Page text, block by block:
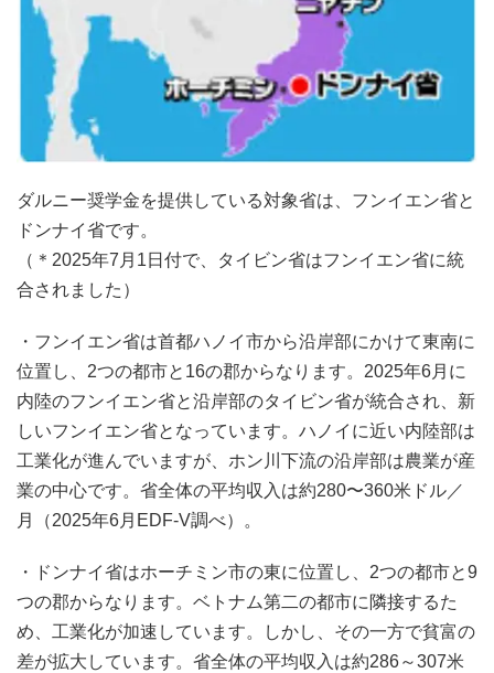
ダルニー奨学⾦を提供している対象省は、フンイエン省と
ドンナイ省です。
（＊2025年7月1日付で、タイビン省はフンイエン省に統
合されました）
・フンイエン省は首都ハノイ市から沿岸部にかけて東南に
位置し、2つの都市と16の郡からなります。2025年6月に
内陸のフンイエン省と沿岸部のタイビン省が統合され、新
しいフンイエン省となっています。ハノイに近い内陸部は
工業化が進んでいますが、ホン川下流の沿岸部は農業が産
業の中心です。省全体の平均収入は約280〜360米ドル／
月（2025年6月EDF-V調べ）。
・ドンナイ省はホーチミン市の東に位置し、2つの都市と9
つの郡からなります。ベトナム第二の都市に隣接するた
め、工業化が加速しています。しかし、その一方で貧富の
差が拡大しています。省全体の平均収入は約286～307米